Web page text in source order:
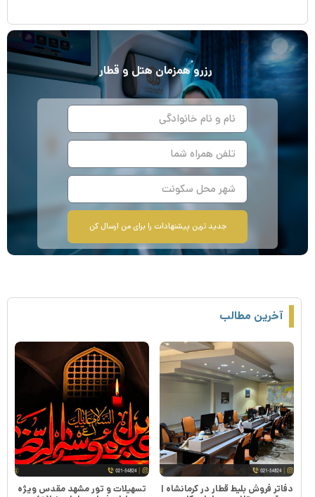
رزروهمزمانهتل و قطار
جدید ترین پیشنهادات را برای من ارسال کن
آخرین مطالب
دفاتر فروش بلیط قطار در کرمانشاه | تسهیلات و تور مشهد مقدس ویژه